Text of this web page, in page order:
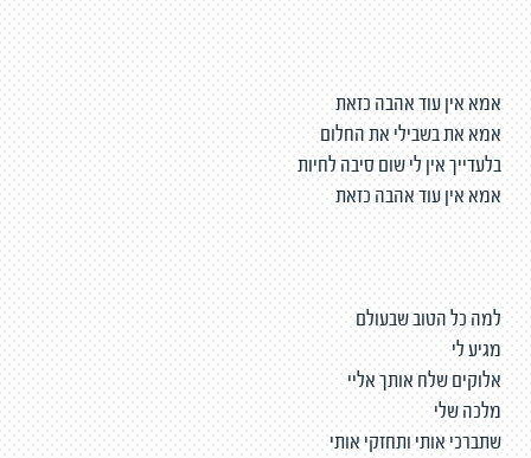
אמא אין עוד אהבה כזאת
אמא את בשבילי את החלום
בלעדייך אין לי שום סיבה לחיות
אמא אין עוד אהבה כזאת
למה כל הטוב שבעולם
מגיע לי
אלוקים שלח אותך אליי
מלכה שלי
שתברכי אותי ותחזקי אותי